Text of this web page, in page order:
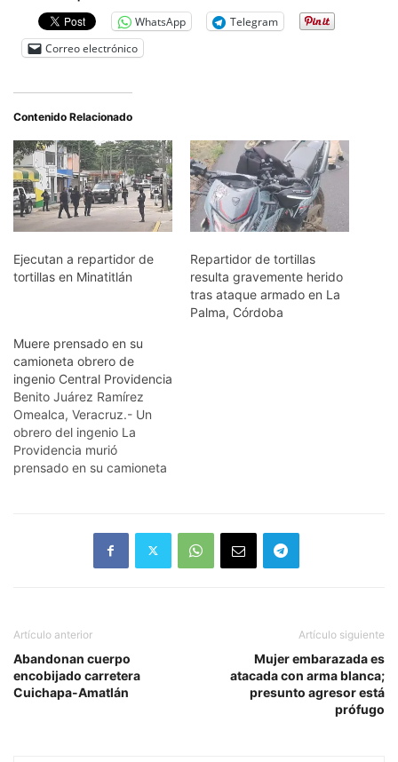
WhatsApp
Telegram
Correo electrónico
Contenido Relacionado
Ejecutan a repartidor de
tortillas en Minatitlán
Repartidor de tortillas
resulta gravemente herido
tras ataque armado en La
Palma, Córdoba
Muere prensado en su
camioneta obrero de
ingenio Central Providencia
Benito Juárez Ramírez
Omealca, Veracruz.- Un
obrero del ingenio La
Providencia murió
prensado en su camioneta
informes de la Policía
municipal, fue alrededor de
occiso corresponde a
Artículo anterior
Abandonan cuerpo
encobijado carretera
Cuichapa-Amatlán
Artículo siguiente
Mujer embarazada es
atacada con arma blanca;
presunto agresor está
prófugo